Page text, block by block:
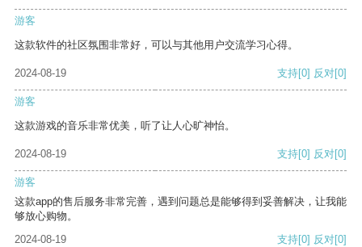
游客
这款软件的社区氛围非常好，可以与其他用户交流学习心得。
2024-08-19 支持[0] 反对[0]
游客
这款游戏的音乐非常优美，听了让人心旷神怡。
2024-08-19 支持[0] 反对[0]
游客
这款app的售后服务非常完善，遇到问题总是能够得到妥善解决，让我能
够放心购物。
2024-08-19
支持[0] 反对[0]